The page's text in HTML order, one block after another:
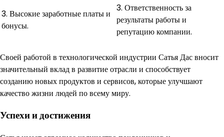
3. Высокие заработные платы и
бонусы.
3. Ответственность за
результаты работы и
репутацию компании.
Своей работой в технологической индустрии Сатья Дас вносит
значительный вклад в развитие отрасли и способствует
созданию новых продуктов и сервисов, которые улучшают
качество жизни людей по всему миру.
Успехи и достижения